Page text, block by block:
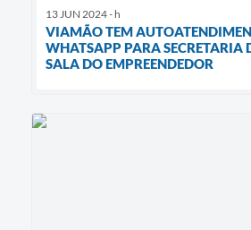
13 JUN 2024 - h
VIAMÃO TEM
WHATSAPP PARA SECRETARIA
SALA DO EMPREENDEDOR